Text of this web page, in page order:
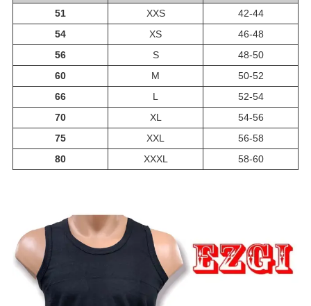
51
XXS
42-44
54
XS
46-48
56
S
48-50
60
M
50-52
66
L
52-54
70
XL
54-56
75
XXL
56-58
80
XXXL 58-60